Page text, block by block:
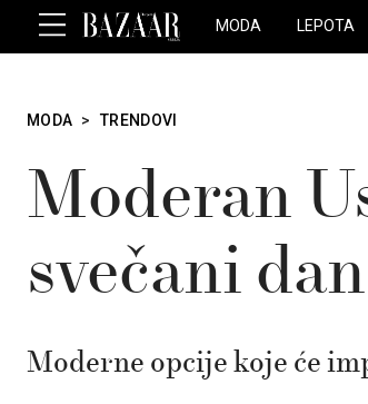
MODA LEPOTA
MODA > TRENDOVI
Moderan
svečani dan
Moderne opcije koje će